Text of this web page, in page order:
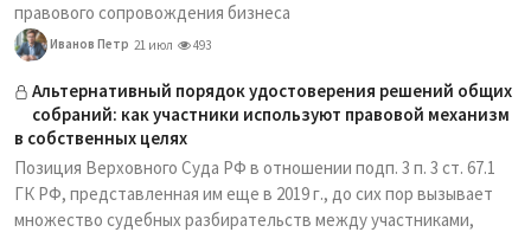
правового сопровождения бизнеса
Иванов Петр 21 июл 493
Альтернативный порядок удостоверения решений общих
собраний: как участники используют правовой механизм
в собственных целях
Позиция Верховного Суда РФ в отношении подп. 3 п. 3 ст. 67.1
ГК РФ, представленная им еще в 2019 г., до сих пор вызывает
множество судебных разбирательств между участниками,